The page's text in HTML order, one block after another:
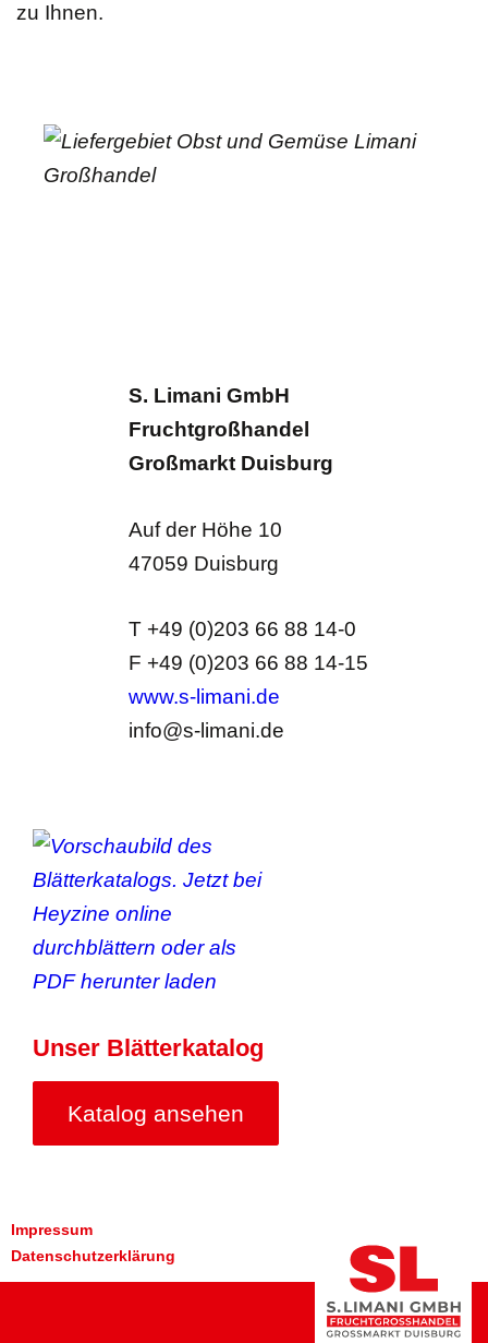
zu Ihnen.
S. Limani GmbH
Fruchtgroßhandel
Großmarkt Duisburg
Auf der Höhe 10
47059 Duisburg
T +49 (0)203 66 88 14-0
F +49 (0)203 66 88 14-15
www.s-limani.de
info@s-limani.de
Unser Blätterkatalog
Katalog ansehen
Impressum
Datenschutzerklärung